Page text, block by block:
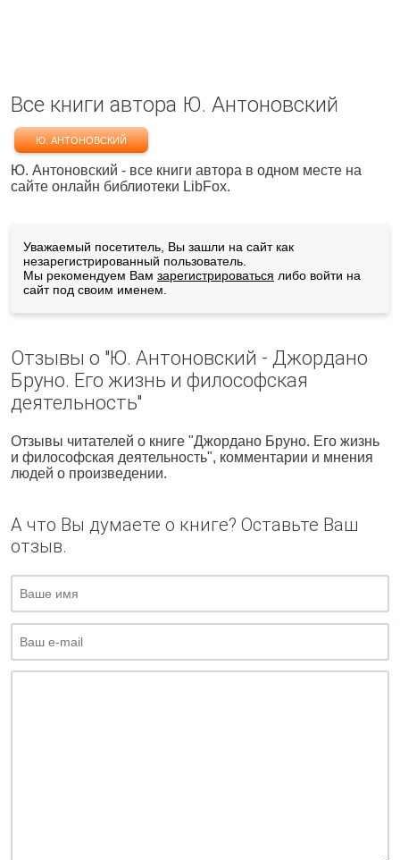
Все книги автора Ю. Антоновский
Ю. АНТОНОВСКИЙ
Ю. Антоновский - все книги автора в одном месте на
сайте онлайн библиотеки LibFox.
Уважаемый посетитель, Вы зашли на сайт как
незарегистрированный пользователь.
Мы рекомендуем Вам зарегистрироваться либо войти на
сайт под своим именем.
Отзывы о "Ю. Антоновский - Джордано
Бруно. Его жизнь и философская
деятельность"
Отзывы читателей о книге "Джордано Бруно. Его жизнь
и философская деятельность", комментарии и мнения
людей о произведении.
А что Вы думаете о книге? Оставьте Ваш
отзыв.